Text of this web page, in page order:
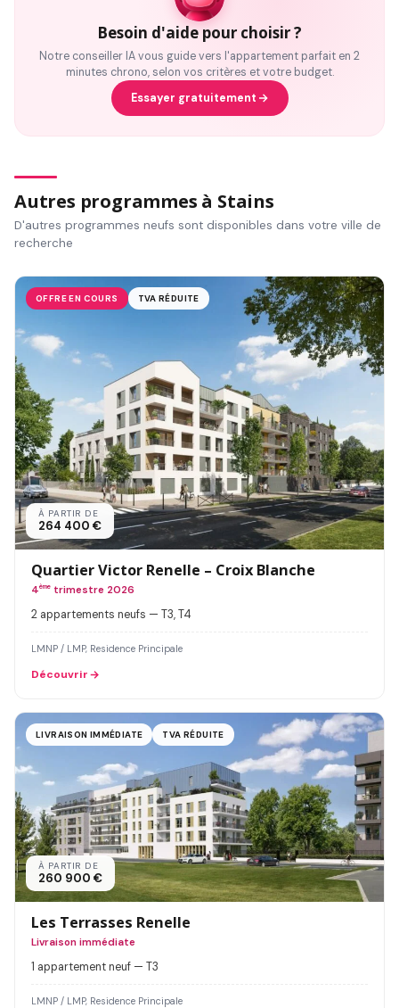
Besoin d'aide pour choisir ?
Notre conseiller IA vous guide vers l'appartement parfait en 2
minutes chrono, selon vos critères et votre budget.
Essayer gratuitement
Autres programmes à Stains
D'autres programmes neufs sont disponibles dans votre ville de
recherche
OFFRE EN COURS TVA RÉDUITE
À PARTIR DE
264 400 €
Quartier Victor Renelle – Croix Blanche
4ème trimestre 2026
2 appartements neufs — T3, T4
LMNP / LMP, Residence Principale
Découvrir
LIVRAISON IMMÉDIATE TVA RÉDUITE
À PARTIR DE
260 900 €
Les Terrasses Renelle
Livraison immédiate
1 appartement neuf — T3
LMNP / LMP, Residence Principale